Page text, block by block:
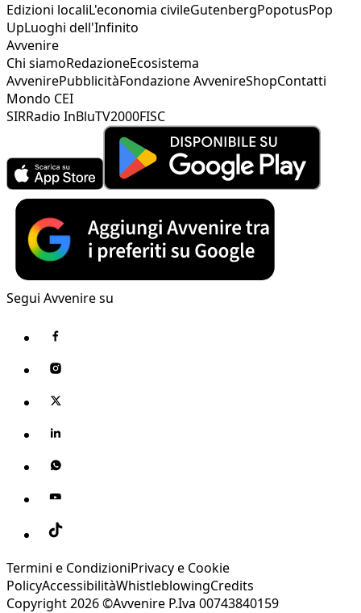
Edizioni localiL'economia civileGutenbergPopotusPop
UpLuoghi dell'Infinito
Avvenire
Chi siamoRedazioneEcosistema
AvvenirePubblicitàFondazione AvvenireShopContatti
Mondo CEI
SIRRadio InBluTV2000FISC
Segui Avvenire su
Termini e CondizioniPrivacy e Cookie
PolicyAccessibilitàWhistleblowingCredits
Copyright 2026 ©Avvenire P.Iva 00743840159